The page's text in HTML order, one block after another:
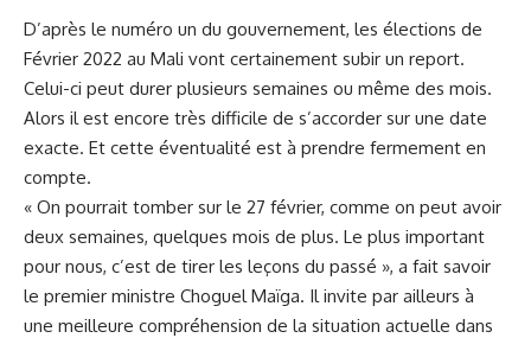
D’après le numéro un du gouvernement, les élections de
Février 2022 au Mali vont certainement subir un report.
Celui-ci peut durer plusieurs semaines ou même des mois.
Alors il est encore très difficile de s’accorder sur une date
exacte. Et cette éventualité est à prendre fermement en
compte.
« On pourrait tomber sur le 27 février, comme on peut avoir
deux semaines, quelques mois de plus. Le plus important
pour nous, c’est de tirer les leçons du passé », a fait savoir
le premier ministre Choguel Maïga. Il invite par ailleurs à
une meilleure compréhension de la situation actuelle dans